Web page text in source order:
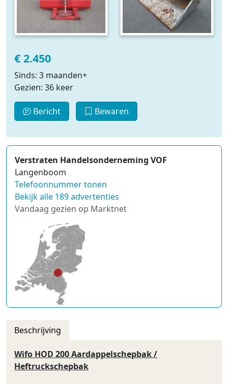
€ 2.450
Sinds: 3 maanden+
Gezien: 36 keer
Bericht Bewaren
Verstraten Handelsonderneming VOF
Langenboom
Telefoonnummer tonen
Bekijk alle 189 advertenties
Vandaag gezien op Marktnet
Beschrijving
Wifo HOD 200 Aardappelschepbak /
Heftruckschepbak